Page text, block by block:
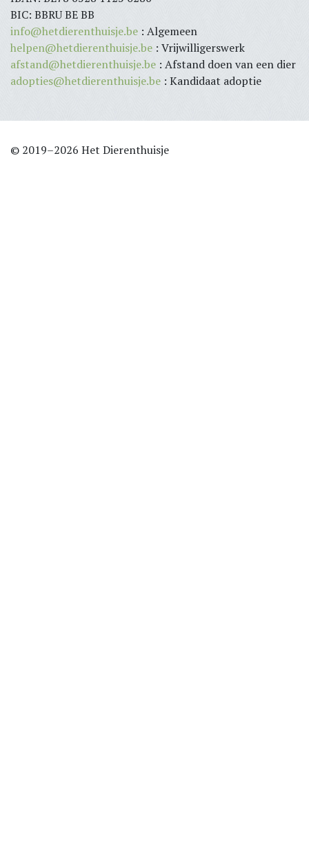
BIC: BBRU BE BB
info@hetdierenthuisje.be : Algemeen
helpen@hetdierenthuisje.be : Vrijwilligerswerk
afstand@hetdierenthuisje.be : Afstand doen van een dier
adopties@hetdierenthuisje.be : Kandidaat adoptie
© 2019–2026 Het Dierenthuisje